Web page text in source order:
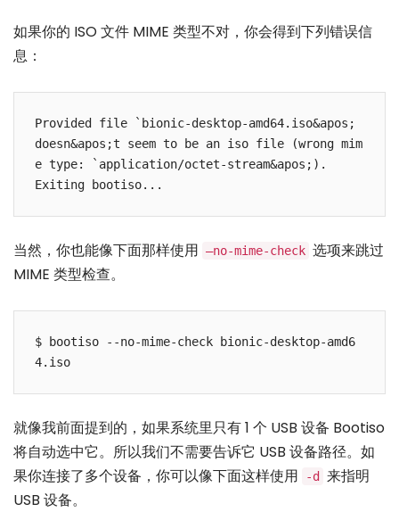
如果你的 ISO 文件 MIME 类型不对，你会得到下列错误信
息：
Provided file `bionic-desktop-amd64.iso&apos;
doesn&apos;t seem to be an iso file (wrong mim
e type: `application/octet-stream&apos;).
当然，你也能像下面那样使用 –no-mime-check 选项来跳过
MIME 类型检查。
$ bootiso --no-mime-check bionic-desktop-amd6
就像我前面提到的，如果系统里只有 1 个 USB 设备 Bootiso
将自动选中它。所以我们不需要告诉它 USB 设备路径。如
果你连接了多个设备，你可以像下面这样使用
-d
来指明
USB 设备。